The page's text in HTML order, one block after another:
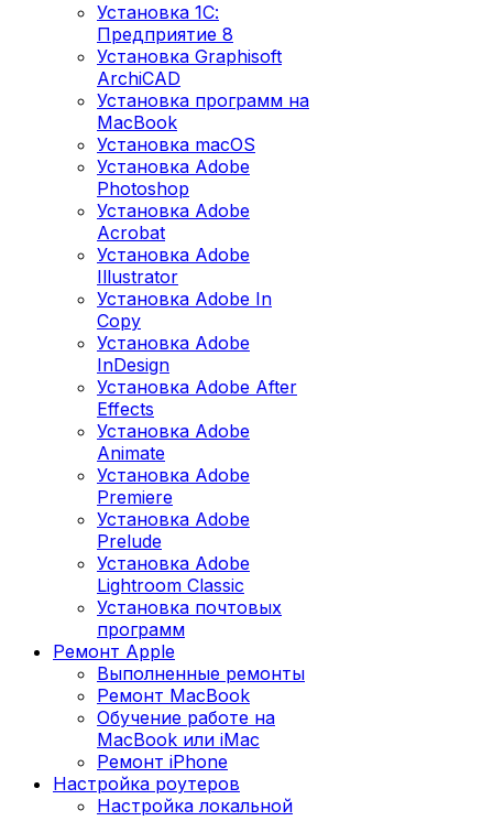
Установка 1С:
Предприятие 8
Установка Graphisoft
ArchiCAD
Установка программ на
MacBook
Установка macOS
Установка Adobe
Photoshop
Установка Adobe
Acrobat
Установка Adobe
Illustrator
Установка Adobe In
Copy
Установка Adobe
InDesign
Установка Adobe After
Effects
Установка Adobe
Animate
Установка Adobe
Premiere
Установка Adobe
Prelude
Установка Adobe
Lightroom Classic
Установка почтовых
программ
Ремонт Apple
Выполненные ремонты
Ремонт MacBook
Обучение работе на
MacBook или iMac
Ремонт iPhone
Настройка роутеров
Настройка локальной